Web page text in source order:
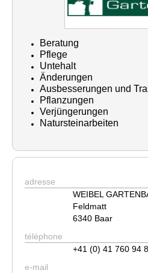
Beratung
Pflege
Untehalt
Änderungen
Ausbesserungen und
Pflanzungen
Verjüngerungen
Natursteinarbeiten
adresse
WEIBEL
Feldmatt
6340 Baar
téléphone
+41 (0) 41 760 94
e-mail